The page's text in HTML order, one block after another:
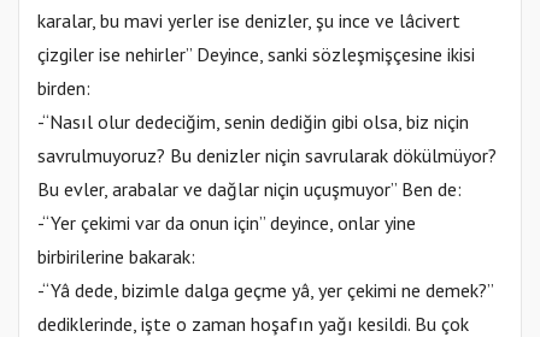
karalar, bu mavi yerler ise denizler, şu ince ve lâcivert
çizgiler ise nehirler” Deyince, sanki sözleşmişçesine ikisi
birden:
-“Nasıl olur dedeciğim, senin dediğin gibi olsa, biz niçin
savrulmuyoruz? Bu denizler niçin savrularak dökülmüyor?
Bu evler, arabalar ve dağlar niçin uçuşmuyor” Ben de:
-“Yer çekimi var da onun için” deyince, onlar yine
birbirilerine bakarak:
-“Yâ dede, bizimle dalga geçme yâ, yer çekimi ne demek?”
dediklerinde, işte o zaman hoşafın yağı kesildi. Bu çok